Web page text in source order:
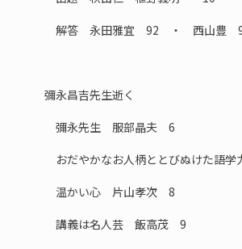
解答 永田雅宜 92 ・ 西山豊
彌永昌吉先生逝く
彌永先生 服部晶夫 6
おだやかなお人柄ととびぬけた語
温かい心 片山孝次 8
講義は名人芸 飯高茂 9